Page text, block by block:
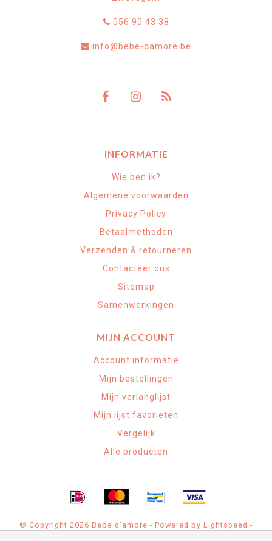
056 90 43 38
info@bebe-damore.be
INFORMATIE
Wie ben ik?
Algemene voorwaarden
Privacy Policy
Betaalmethoden
Verzenden & retourneren
Contacteer ons
Sitemap
Samenwerkingen
MIJN ACCOUNT
Account informatie
Mijn bestellingen
Mijn verlanglijst
Mijn lijst favorieten
Vergelijk
Alle producten
© Copyright 2026 Bebe d'amore - Powered by Lightspeed -